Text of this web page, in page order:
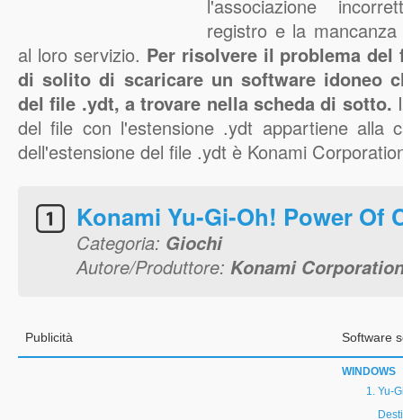
l'associazione
registro e la
al loro servizio. Per risolvere il problema
di solito di scaricare un software idoneo
del file .ydt, a trovare nella scheda di sotto.
del file con l'estensione .ydt appartiene alla
dell'estensione del file .ydt è Konami
Konami Yu-Gi-Oh! Power Of
Categoria: Giochi
Autore/Produttore: Konami
Publicità Software
WINDOWS
Yu-